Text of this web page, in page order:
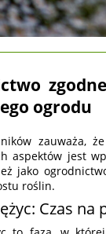
ogrodu
zauważa,
aspektów jest
jako
roślin.
Czas